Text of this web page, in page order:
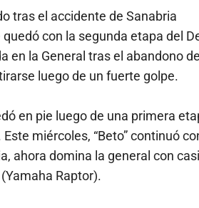
tras el accidente de Sanabria
con la segunda etapa del
en la General tras el abandono
luego de un fuerte golpe.
en pie luego de una primera
miércoles, “Beto” continuó
ahora domina la general con
Raptor).